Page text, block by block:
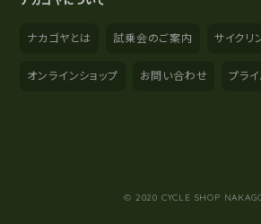
ナカゴヤとは 試乗会のご案内 サイクリ
オンラインショップ お問い合わせ プラ
© 2020 CYCLE SHOP